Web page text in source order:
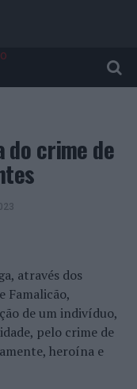
do crime de
através dos
Famalicão,
de um indivíduo,
pelo crime de
heroína e